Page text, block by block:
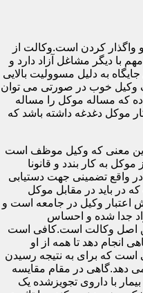
واگذار کردن است.وکالت از
با دیگر مشاغل آزاد دارد و
به دلیل مسوولیت بالایی
وکیل خوب در صورتی می توان
که مساله موکل را مساله
موکل دغدغه داشته باشد که
این معنی که وکیل موظف است
به کار بندد و قانونا
واقع تضمینی جهت دستیابی
در باید در مقابل موکل
اعتبار وکیل در جامعه است و
جدا شده و احساس
اصل وکالت است.کافی است
انجام دهد تا همه از او
است که برای به نتیجه رسیدن
دهد.گاهی در مقام مقایسه
با داروی تجویزشده یک